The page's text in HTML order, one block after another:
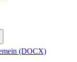
(DOCX)